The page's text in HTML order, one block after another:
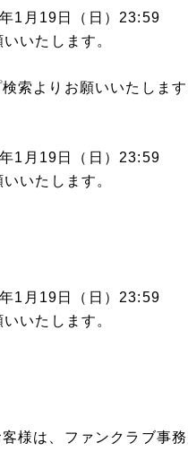
1⽉19⽇（日）23:59
いたします。
索よりお願いいたします
1⽉19⽇（日）23:59
いたします。
1⽉19⽇（日）23:59
いたします。
様は、ファンクラブ事